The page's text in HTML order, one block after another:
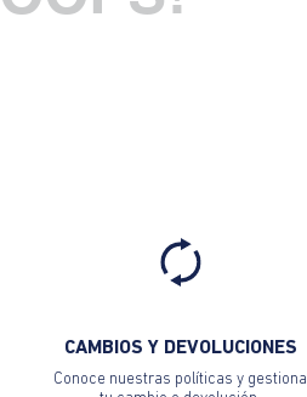
CAMBIOS Y DEVOLUCIONES
Conoce nuestras políticas y gestiona